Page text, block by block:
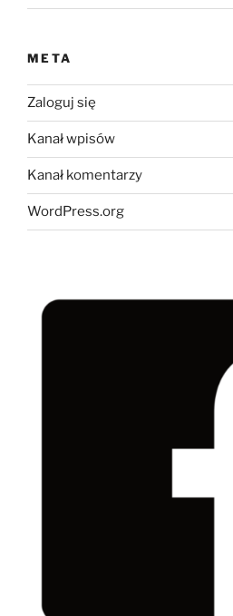
META
Zaloguj się
Kanał wpisów
Kanał komentarzy
WordPress.org